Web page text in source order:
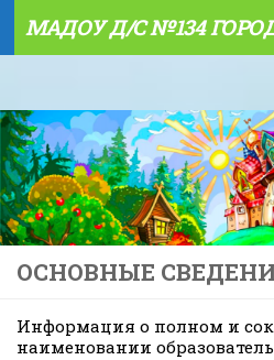
Skip to content
ОСНОВНЫЕ
Информация о полном и
наименовании